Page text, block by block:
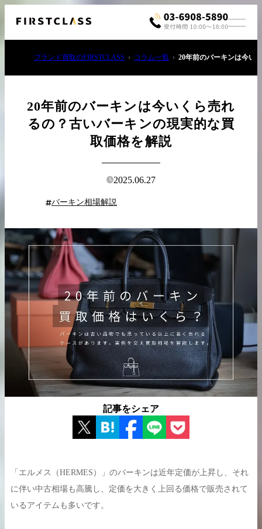
03-6908-5890
出張買取の
お申込み
宅配買取の
お申込み
ブランド買取のFIRSTCLASS コラム一覧 20年前のバーキンは今い
20年前のバーキンは今いくら売れ
るの？古いバーキンの現実的な買
取価格を解説
2025.06.27
バーキン相場解説
記事をシェア
「エルメス（HERMES）」のバーキンは近年定価が上昇し、それ
に伴い中古相場も高騰し、定価を大きく上回る価格で販売されて
いるアイテムも多いです。